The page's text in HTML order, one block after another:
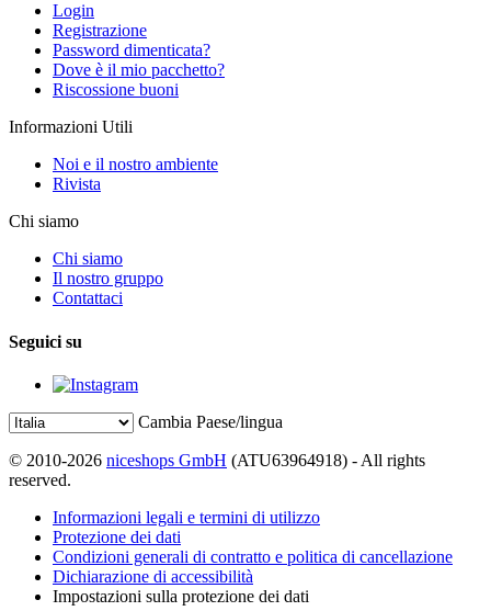
Login
Registrazione
Password dimenticata?
Dove è il mio pacchetto?
Riscossione buoni
Informazioni Utili
Noi e il nostro ambiente
Rivista
Chi siamo
Chi siamo
Il nostro gruppo
Contattaci
Seguici su
Cambia Paese/lingua
© 2010-2026 niceshops GmbH (ATU63964918) - All rights
reserved.
Informazioni legali e termini di utilizzo
Protezione dei dati
Condizioni generali di contratto e politica di cancellazione
Dichiarazione di accessibilità
Impostazioni sulla protezione dei dati